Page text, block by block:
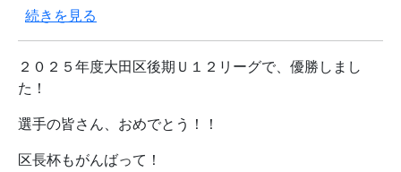
大田区U12リーグ優勝しました！ の
続きを見る
２０２５年度大田区後期Ｕ１２リーグで、優勝しまし
た！
選手の皆さん、おめでとう！！
区長杯もがんばって！